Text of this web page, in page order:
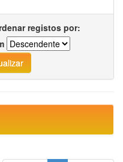
registos por: